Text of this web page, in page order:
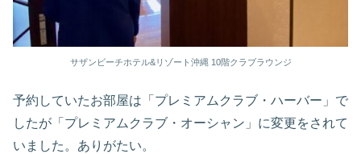
サザンビーチホテル&リゾート沖縄 10階クラブラウンジ
予約していたお部屋は「プレミアムクラブ・ハーバー」で
したが「プレミアムクラブ・オーシャン」に変更をされて
いました。ありがたい。